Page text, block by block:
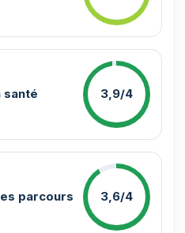
santé 3,9/4
parcours 3,6/4